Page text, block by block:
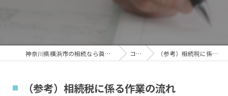
神奈川県横浜市の相続なら眞鍋泰治税理士事務所 コラム （参考）相続税に係る作業の流れ
（参考）相続税に係る作業の流れ